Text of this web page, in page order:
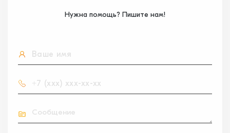
Нужна помощь? Пишите нам!